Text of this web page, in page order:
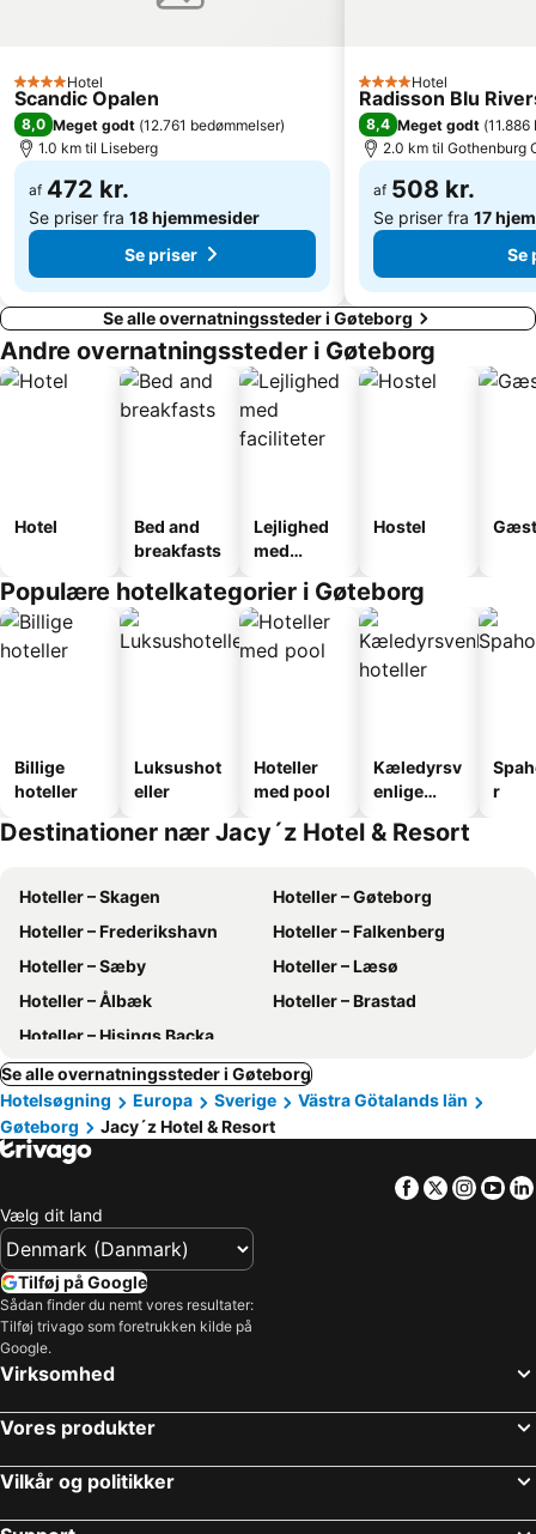
4 Stjerner
Hotel
Scandic Opalen
8,0 Meget godt (12.761 bedømmelser)
1.0 km til Liseberg
af 472 kr.
Se priser fra 18 hjemmesider
Se priser
4 Stjerner
Hotel
Radisson Blu
8,4 Meget godt (11.886
2.0 km til Gothenburg
af 508 kr.
Se priser fra 17
Se
Se alle overnatningssteder i Gøteborg
Andre overnatningssteder i Gøteborg
Hotel
Bed and
breakfasts
Lejlighed
med
Hostel
Populære hotelkategorier i Gøteborg
Billige
hoteller
Luksushot
eller
Hoteller
med pool
Kæledyrsv
enlige
r
Destinationer nær Jacy´z Hotel & Resort
Hoteller – Skagen
Hoteller – Gøteborg
Hoteller – Frederikshavn
Hoteller – Falkenberg
Hoteller – Sæby
Hoteller – Læsø
Hoteller – Ålbæk
Hoteller – Brastad
Hoteller – Hisings Backa
Se alle overnatningssteder i Gøteborg
Hotelsøgning
Europa Sverige
Västra Götalands län
Gøteborg
Jacy´z Hotel & Resort
Facebook
Twitter
Vælg dit land
Tilføj på Google
Sådan finder du nemt vores resultater:
Tilføj trivago som foretrukken kilde på
Google.
Virksomhed
Vores produkter
Vilkår og politikker